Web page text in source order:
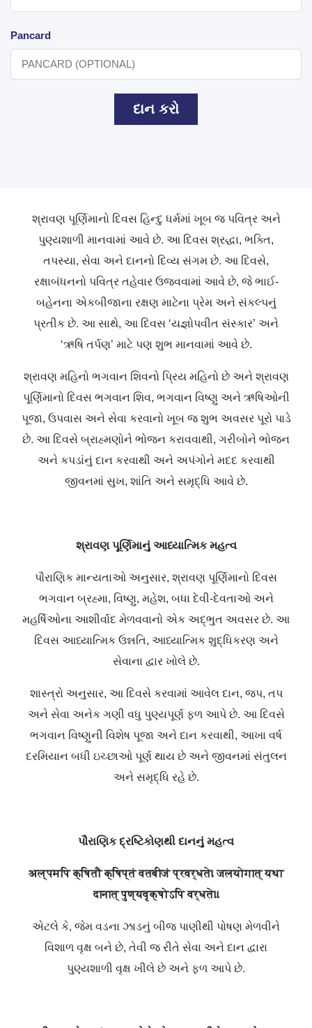
Pancard
દાન કરો
શ્રાવણ પૂર્ણિમાનો દિવસ હિન્દુ ધર્મમાં ખૂબ જ પવિત્ર અને
પુણ્યશાળી માનવામાં આવે છે. આ દિવસ શ્રદ્ધા, ભક્તિ,
તપસ્યા, સેવા અને દાનનો દિવ્ય સંગમ છે. આ દિવસે,
રક્ષાબંધનનો પવિત્ર તહેવાર ઉજવવામાં આવે છે, જે ભાઈ-
બહેનના એકબીજાના રક્ષણ માટેના પ્રેમ અને સંકલ્પનું
પ્રતીક છે. આ સાથે, આ દિવસ ‘યજ્ઞોપવીત સંસ્કાર’ અને
‘ઋષિ તર્પણ’ માટે પણ શુભ માનવામાં આવે છે.
શ્રાવણ મહિનો ભગવાન શિવનો પ્રિય મહિનો છે અને શ્રાવણ
પૂર્ણિમાનો દિવસ ભગવાન શિવ, ભગવાન વિષ્ણુ અને ઋષિઓની
પૂજા, ઉપવાસ અને સેવા કરવાનો ખૂબ જ શુભ અવસર પૂરો પાડે
છે. આ દિવસે બ્રાહ્મણોને ભોજન કરાવવાથી, ગરીબોને ભોજન
અને કપડાંનું દાન કરવાથી અને અપંગોને મદદ કરવાથી
જીવનમાં સુખ, શાંતિ અને સમૃદ્ધિ આવે છે.
શ્રાવણ પૂર્ણિમાનું આધ્યાત્મિક મહત્વ
પૌરાણિક માન્યતાઓ અનુસાર, શ્રાવણ પૂર્ણિમાનો દિવસ
ભગવાન બ્રહ્મા, વિષ્ણુ, મહેશ, બધા દેવી-દેવતાઓ અને
મહર્ષિઓના આશીર્વાદ મેળવવાનો એક અદ્ભુત અવસર છે. આ
દિવસ આધ્યાત્મિક ઉન્નતિ, આધ્યાત્મિક શુદ્ધિકરણ અને
સેવાના દ્વાર ખોલે છે.
શાસ્ત્રો અનુસાર, આ દિવસે કરવામાં આવેલ દાન, જપ, તપ
અને સેવા અનેક ગણી વધુ પુણ્યપૂર્ણ ફળ આપે છે. આ દિવસે
ભગવાન વિષ્ણુની વિશેષ પૂજા અને દાન કરવાથી, આખા વર્ષ
દરમિયાન બધી ઇચ્છાઓ પૂર્ણ થાય છે અને જીવનમાં સંતુલન
અને સમૃદ્ધિ રહે છે.
પૌરાણિક દ્રષ્ટિકોણથી દાનનું મહત્વ
अल्पमपि क्षितौ क्षिप्तं वतबीजं प्रवर्धते। जलयोगात् यथा
दानात् पुण्यवृक्षोऽपि वर्धते॥
એટલે કે, જેમ વડના ઝાડનું બીજ પાણીથી પોષણ મેળવીને
વિશાળ વૃક્ષ બને છે, તેવી જ રીતે સેવા અને દાન દ્વારા
પુણ્યશાળી વૃક્ષ ખીલે છે અને ફળ આપે છે.